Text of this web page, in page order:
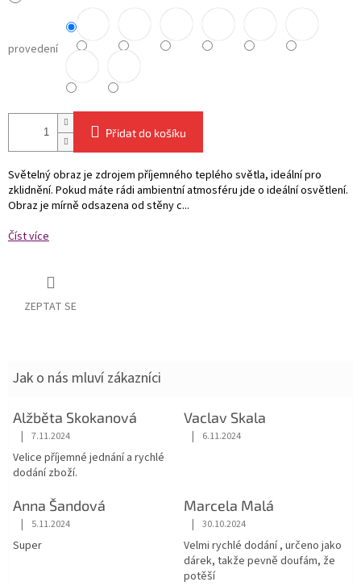
provedení
Přidat do košíku
Světelný obraz je zdrojem příjemného teplého světla, ideální pro
zklidnění. Pokud máte rádi ambientní atmosféru jde o ideální osvětlení.
Obraz je mírně odsazena od stěny c...
Číst více
ZEPTAT SE
Jak o nás mluví zákazníci
Alžběta Skokanová
Hodnocení obchodu je 5 z 5 hvězdiček.
| 7.11.2024
Velice příjemné jednání a rychlé
dodání zboží.
Vaclav Skala
Hodnocení obchodu je 5 z 5
| 6.11.2024
Anna Šandová
Hodnocení obchodu je 5 z 5 hvězdiček.
| 5.11.2024
Super
Marcela Malá
Hodnocení obchodu je 5 z 5
| 30.10.2024
Velmi rychlé dodání , určeno jako
dárek, takže pevně doufám, že
potěší